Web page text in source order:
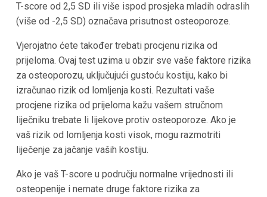
T-score od 2,5 SD ili više ispod prosjeka mladih odraslih
(više od -2,5 SD) označava prisutnost osteoporoze.
Vjerojatno ćete također trebati procjenu rizika od
prijeloma. Ovaj test uzima u obzir sve vaše faktore rizika
za osteoporozu, uključujući gustoću kostiju, kako bi
izračunao rizik od lomljenja kosti. Rezultati vaše
procjene rizika od prijeloma kažu vašem stručnom
liječniku trebate li lijekove protiv osteoporoze. Ako je
vaš rizik od lomljenja kosti visok, mogu razmotriti
liječenje za jačanje vaših kostiju.
Ako je vaš T-score u području normalne vrijednosti ili
osteopenije i nemate druge faktore rizika za